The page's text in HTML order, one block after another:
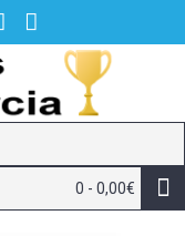
0 - 0,00€